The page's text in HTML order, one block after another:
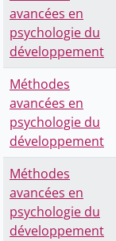
avancées en
psychologie du
développement
Méthodes
avancées en
psychologie du
développement
Méthodes
avancées en
psychologie du
développement